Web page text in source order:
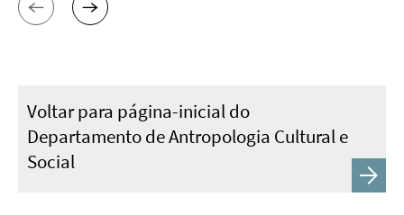
Voltar para página-inicial do
Departamento de Antropologia Cultural e
Social